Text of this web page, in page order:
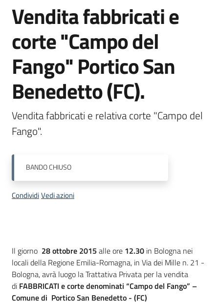
Leggi
Atti
Bandi
Piani
Programmi
Progetti
Salta al contenuto
Vendita fabbricati e
corte "Campo del
Fango" Portico San
Benedetto (FC).
Vendita fabbricati e relativa corte "Campo del
Fango".
BANDOCHIUSO
CondividiVedi azioni
Descrizione
Il giorno 28 ottobre 2015 alle ore 12.30 in Bologna nei
locali della Regione Emilia-Romagna, in Via dei Mille n. 21 -
Bologna, avrà luogo la Trattativa Privata per la vendita
di FABBRICATI e corte denominati “Campo del Fango” –
Comune di Portico San Benedetto - (FC)